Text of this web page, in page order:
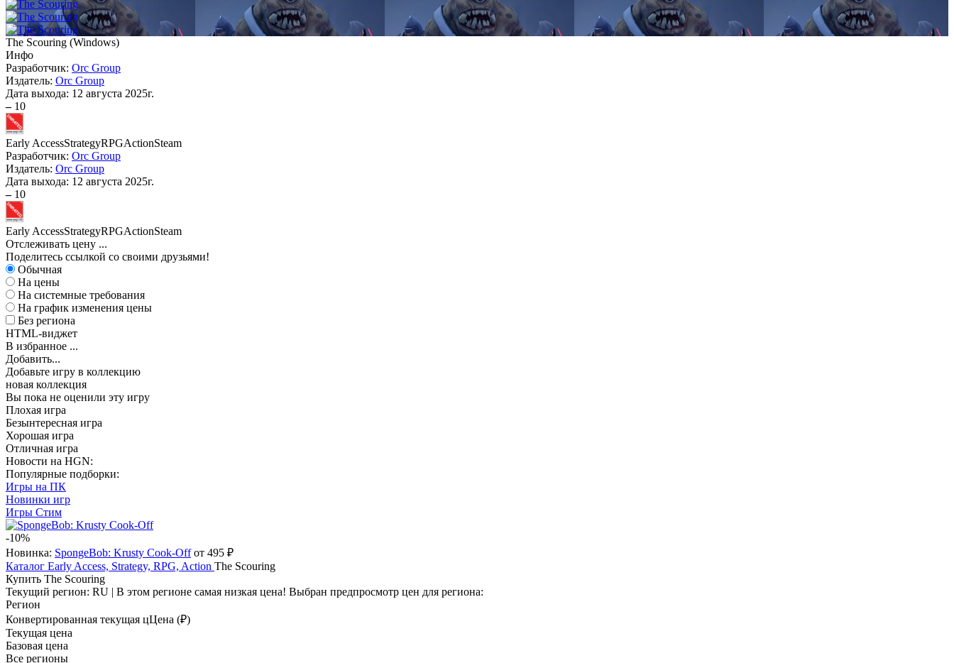
The Scouring (Windows)
Инфо
Разработчик: Orc Group
Издатель: Orc Group
Дата выхода: 12 августа 2025г.
– 10
Early AccessStrategyRPGActionSteam
Разработчик: Orc Group
Издатель: Orc Group
Дата выхода: 12 августа 2025г.
– 10
Early AccessStrategyRPGActionSteam
Отслеживать цену ...
Поделитесь ссылкой со своими друзьями!
Обычная
На цены
На системные требования
На график изменения цены
Без региона
HTML-виджет
В избранное ...
Добавить...
Добавьте игру в коллекцию
новая коллекция
Вы пока не оценили эту игру
Плохая игра
Безынтересная игра
Хорошая игра
Отличная игра
Новости на HGN:
Популярные подборки:
Игры на ПК
Новинки игр
Игры Стим
-10%
Новинка: SpongeBob: Krusty Cook-Offот 495 ₽
Каталог Early Access, Strategy, RPG, Action The Scouring
Купить The Scouring
Текущий регион: RU | В этом регионе самая низкая цена! Выбран предпросмотр цен для региона:
Регион
Конвертированная текущая цЦена (₽)
Текущая цена
Базовая цена
Все регионы